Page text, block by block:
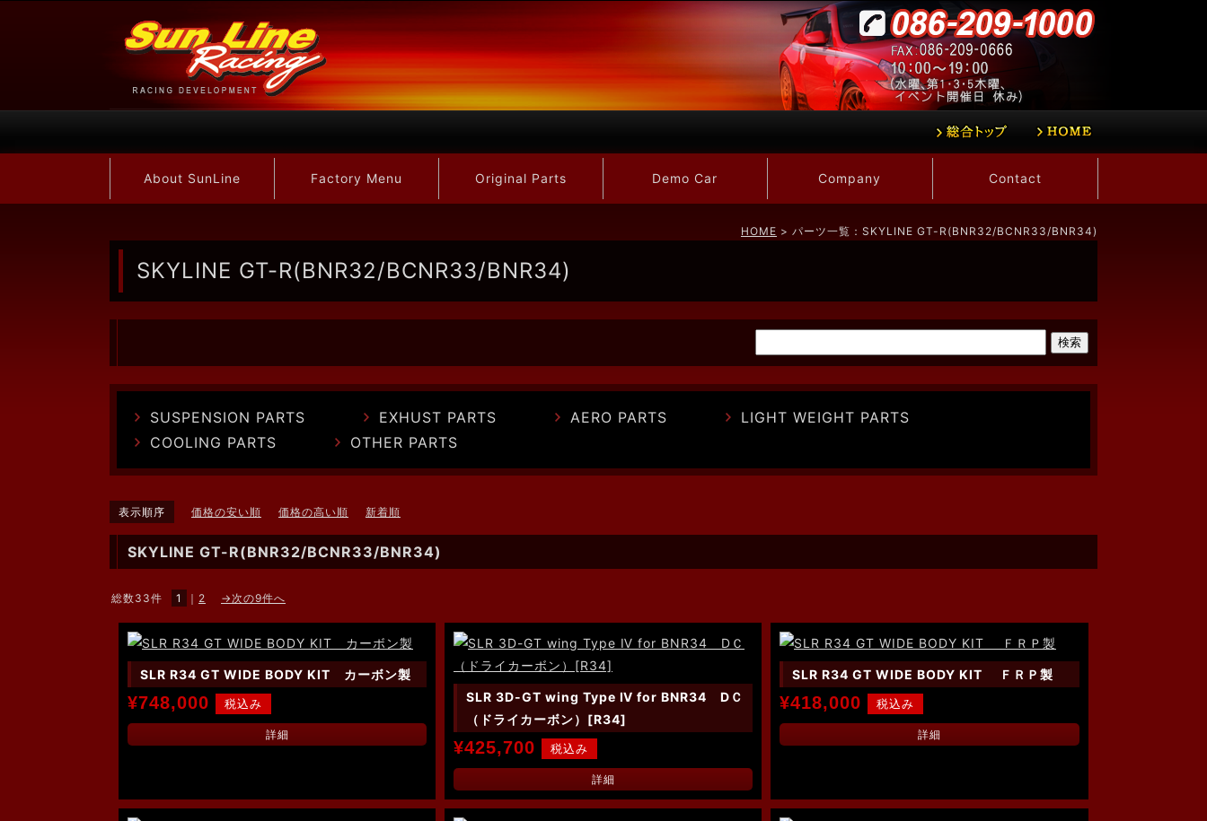
About SunLine Factory Menu Original Parts Demo Car Company Contact
HOME > パーツ一覧：SKYLINE GT-R(BNR32/BCNR33/BNR34)
SKYLINE GT-R(BNR32/BCNR33/BNR34)
SUSPENSION PARTS EXHUST PARTS AERO PARTS
LIGHT WEIGHT PARTS
COOLING PARTS
OTHER PARTS
表示順序 価格の安い順 価格の高い順 新着順
SKYLINE GT-R(BNR32/BCNR33/BNR34)
総数33件 1 ｜ 2 →次の9件へ
SLR R34 GT WIDE BODY KIT カーボン製
¥748,000
詳細
SLR 3D-GT wing Type Ⅳ for BNR34 DＣ
（ドライカーボン）[R34]
¥425,700
詳細
SLR R34 GT WIDE BODY KIT ＦＲＰ製
¥418,000
詳細